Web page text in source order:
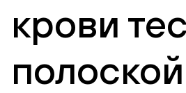
крови